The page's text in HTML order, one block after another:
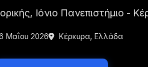
Ιόνιο Πανεπιστήμιο -
Μαΐου 2026 Κέρκυρα, Ελλάδα